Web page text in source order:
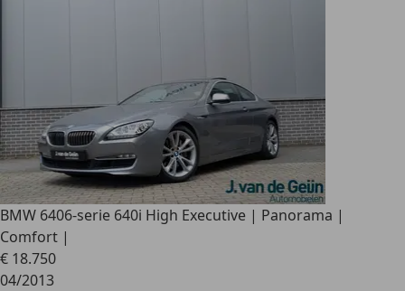
BMW 6406-serie 640i High Executive | Panorama |
Comfort |
€ 18.750
04/2013